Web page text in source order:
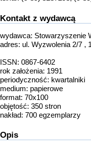
Kontakt z wydawcą
wydawca: Stowarzyszenie
adres: ul. Wyzwolenia 2/7 ,
ISSN: 0867-6402
rok założenia: 1991
periodyczność: kwartalniki
medium: papierowe
format: 70x100
objętość: 350 stron
nakład: 700 egzemplarzy
Opis